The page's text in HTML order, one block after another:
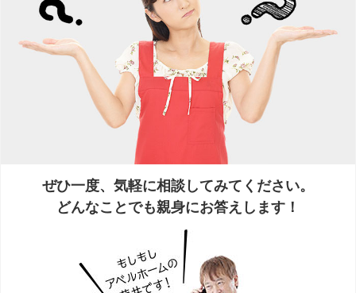
ぜひ一度、気軽に相談してみてください。
どんなことでも親身にお答えします！